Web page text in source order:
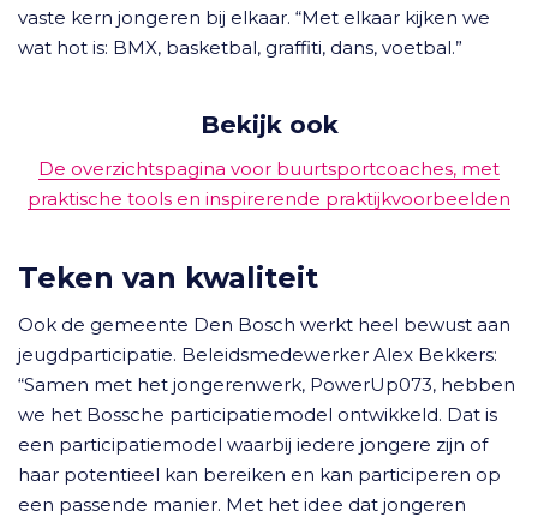
vaste kern jongeren bij elkaar. “Met elkaar kijken we
wat hot is: BMX, basketbal, graffiti, dans, voetbal.”
Bekijk ook
De overzichtspagina voor buurtsportcoaches, met
praktische tools en inspirerende praktijkvoorbeelden
Teken van kwaliteit
Ook de gemeente Den Bosch werkt heel bewust aan
jeugdparticipatie. Beleidsmedewerker Alex Bekkers:
“Samen met het jongerenwerk, PowerUp073, hebben
we het Bossche participatiemodel ontwikkeld. Dat is
een participatiemodel waarbij iedere jongere zijn of
haar potentieel kan bereiken en kan participeren op
een passende manier. Met het idee dat jongeren